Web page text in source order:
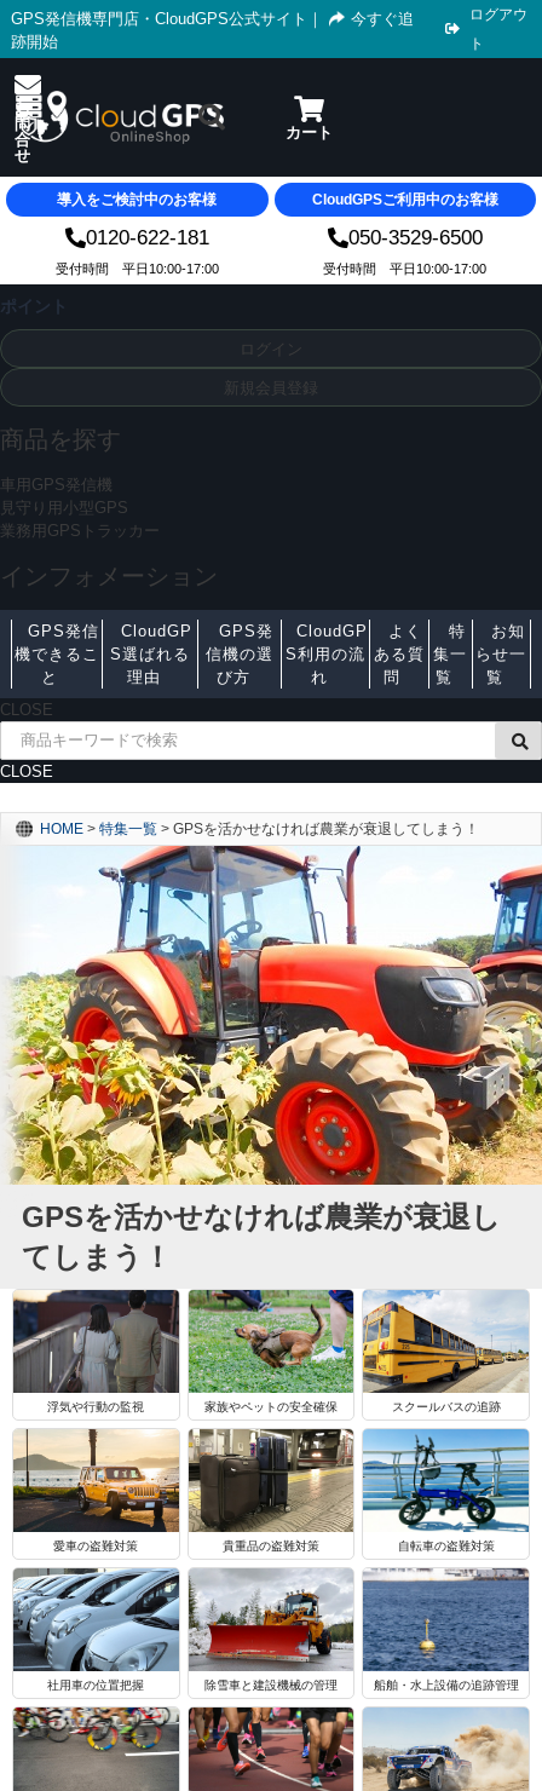
GPS発信機専門店・CloudGPS公式サイト ｜
今すぐ追
跡開始
ログアウ
ト
導入をご検討中のお客様 CloudGPSご利用中のお客様
0120-622-181 050-3529-6500
受付時間 平日10:00-17:00 受付時間 平日10:00-17:00
ポイント
ログイン
新規会員登録
商品を探す
車用GPS発信機
見守り用小型GPS
業務用GPSトラッカー
インフォメーション
GPS発信
機できるこ
と
CloudGP
S選ばれる
理由
GPS発
信機の選
び方
CloudGP
S利用の流
れ
よく
ある質
問
特
集一
覧
お知
らせ一
覧
CLOSE
CLOSE
HOME > 特集一覧 > GPSを活かせなければ農業が衰退してしまう！
GPSを活かせなければ農業が衰退し
てしまう！
浮気や行動の監視 家族やペットの安全確保 スクールバスの追跡
愛車の盗難対策 貴重品の盗難対策 自転車の盗難対策
社用車の位置把握 除雪車と建設機械の管理 船舶・水上設備の追跡管理